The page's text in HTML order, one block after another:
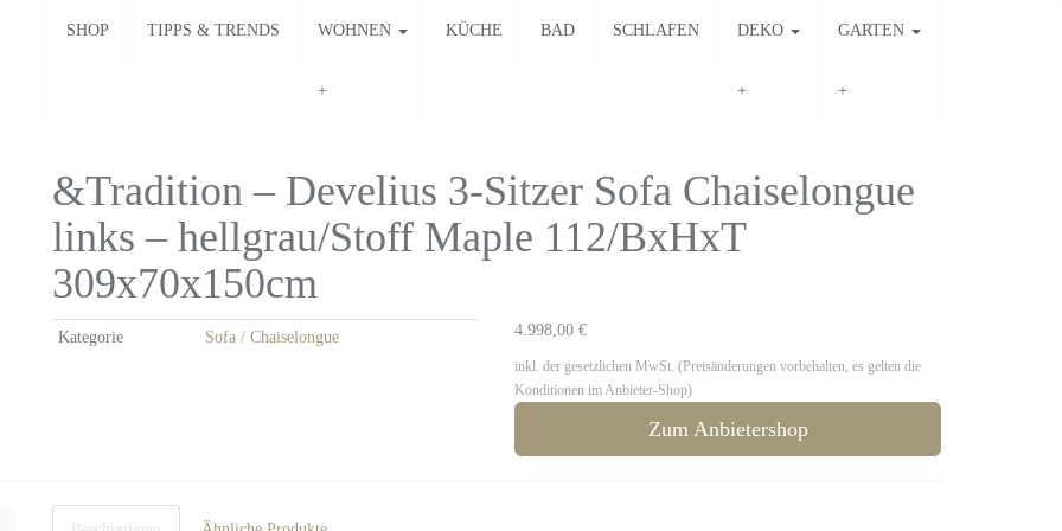
SHOP TIPPS & TRENDS WOHNEN KÜCHE BAD SCHLAFEN DEKO GARTEN
&Tradition – Develius 3-Sitzer Sofa Chaiselongue
links – hellgrau/Stoff Maple 112/BxHxT
309x70x150cm
4.998,00 €
inkl. der gesetzlichen MwSt. (Preisänderungen vorbehalten, es gelten die
Konditionen im Anbieter-Shop)
Zum Anbietershop
Kategorie Sofa / Chaiselongue